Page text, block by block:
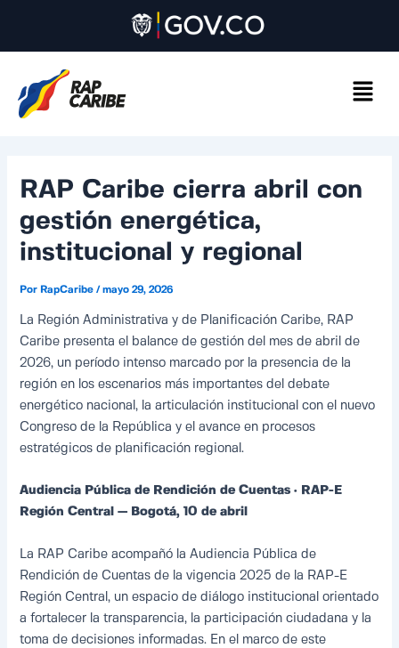
contenido
RAP Caribe cierra abril con
gestión energética,
institucional y regional
Por RapCaribe/mayo 29, 2026
La Región Administrativa y de Planificación Caribe, RAP
Caribe presenta el balance de gestión del mes de abril de
2026, un período intenso marcado por la presencia de la
región en los escenarios más importantes del debate
energético nacional, la articulación institucional con el nuevo
Congreso de la República y el avance en procesos
estratégicos de planificación regional.
Audiencia Pública de Rendición de Cuentas · RAP-E
Región Central — Bogotá, 10 de abril
La RAP Caribe acompañó la Audiencia Pública de
Rendición de Cuentas de la vigencia 2025 de la RAP-E
Región Central, un espacio de diálogo institucional orientado
a fortalecer la transparencia, la participación ciudadana y la
toma de decisiones informadas. En el marco de este
entradas